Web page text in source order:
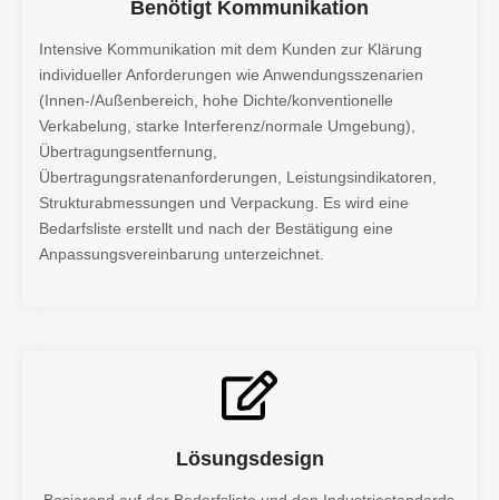
Benötigt Kommunikation
Intensive Kommunikation mit dem Kunden zur Klärung
individueller Anforderungen wie Anwendungsszenarien
(Innen-/Außenbereich, hohe Dichte/konventionelle
Verkabelung, starke Interferenz/normale Umgebung),
Übertragungsentfernung,
Übertragungsratenanforderungen, Leistungsindikatoren,
Strukturabmessungen und Verpackung. Es wird eine
Bedarfsliste erstellt und nach der Bestätigung eine
Anpassungsvereinbarung unterzeichnet.
Lösungsdesign